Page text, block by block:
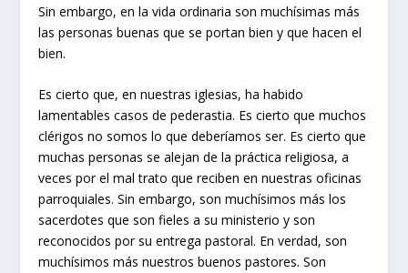
Sin embargo, en la vida ordinaria son muchísimas más
las personas buenas que se portan bien y que hacen el
bien.
Es cierto que, en nuestras iglesias, ha habido
lamentables casos de pederastia. Es cierto que muchos
clérigos no somos lo que deberíamos ser. Es cierto que
muchas personas se alejan de la práctica religiosa, a
veces por el mal trato que reciben en nuestras oficinas
parroquiales. Sin embargo, son muchísimos más los
sacerdotes que son fieles a su ministerio y son
reconocidos por su entrega pastoral. En verdad, son
muchísimos más nuestros buenos pastores. Son